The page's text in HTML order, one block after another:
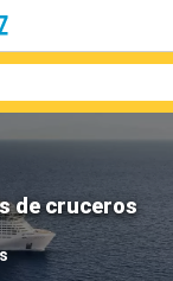
de cruceros